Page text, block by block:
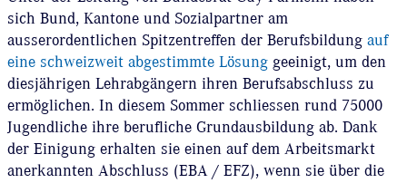
sich Bund, Kantone und Sozialpartner am
ausserordentlichen Spitzentreffen der Berufsbildung auf
eine schweizweit abgestimmte Lösung geeinigt, um den
diesjährigen Lehrabgängern ihren Berufsabschluss zu
ermöglichen. In diesem Sommer schliessen rund 75000
Jugendliche ihre berufliche Grundausbildung ab. Dank
der Einigung erhalten sie einen auf dem Arbeitsmarkt
anerkannten Abschluss (EBA / EFZ), wenn sie über die